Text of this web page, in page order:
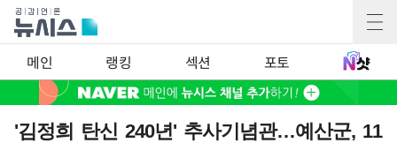
메인 랭킹 섹션 포토
'김정희 탄신 240년' 추사기념관…예산군, 11